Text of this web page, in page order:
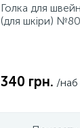
Голка для
(для шкіри)
340 грн. /наб